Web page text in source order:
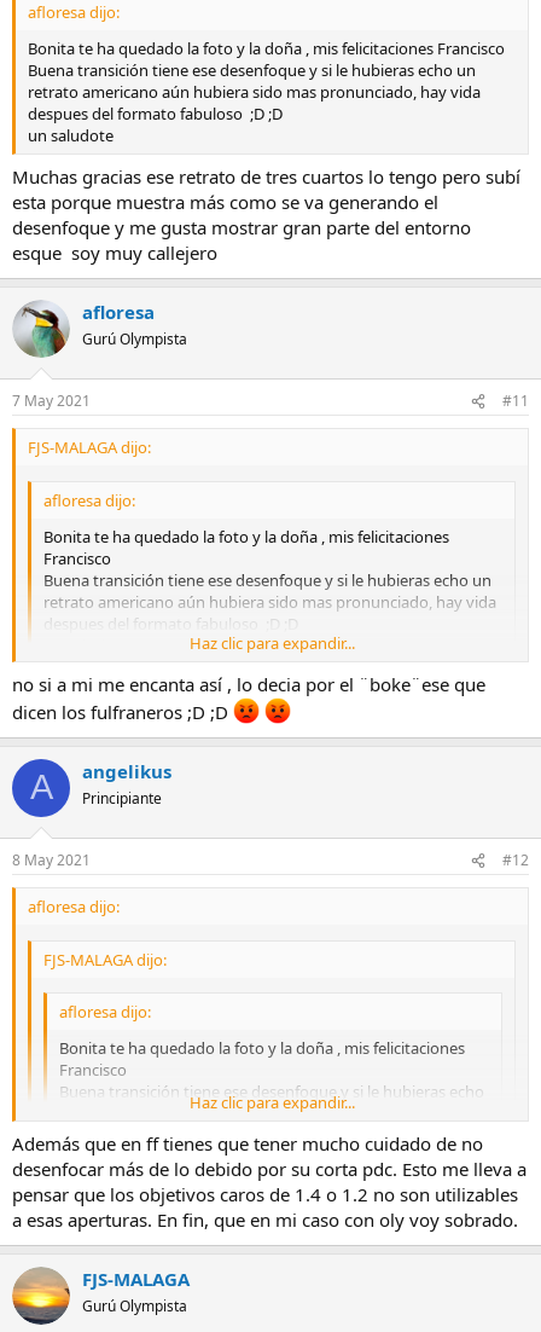
afloresa dijo:
Bonita te ha quedado la foto y la doña , mis felicitaciones Francisco
Buena transición tiene ese desenfoque y si le hubieras echo un
retrato americano aún hubiera sido mas pronunciado, hay vida
despues del formato fabuloso ;D ;D
un saludote
Muchas gracias ese retrato de tres cuartos lo tengo pero subí
esta porque muestra más como se va generando el
desenfoque y me gusta mostrar gran parte del entorno
esque soy muy callejero
afloresa
Gurú Olympista
7 May 2021 #11
FJS-MALAGA dijo:
afloresa dijo:
Bonita te ha quedado la foto y la doña , mis felicitaciones
Francisco
Buena transición tiene ese desenfoque y si le hubieras echo un
retrato americano aún hubiera sido mas pronunciado, hay vida
despues del formato fabuloso ;D ;D
Haz clic para expandir...
Muchas gracias ese retrato de tres cuartos lo tengo pero subí esta
porque muestra más como se va generando el desenfoque y me
gusta mostrar gran parte del entorno esque soy muy callejero
Haz clic para expandir...
no si a mi me encanta así , lo decia por el ¨boke¨ese que
dicen los fulfraneros ;D ;D
A angelikus
Principiante
8 May 2021 #12
afloresa dijo:
FJS-MALAGA dijo:
afloresa dijo:
Bonita te ha quedado la foto y la doña , mis felicitaciones
Francisco
Buena transición tiene ese desenfoque y si le hubieras echo
un retrato americano aún hubiera sido mas pronunciado,
hay vida despues del formato fabuloso ;D ;D
un saludote
Haz clic para expandir...
Muchas gracias ese retrato de tres cuartos lo tengo pero subí
esta porque muestra más como se va generando el desenfoque
y me gusta mostrar gran parte del entorno esque soy muy
Haz clic para expandir...
no si a mi me encanta así , lo decia por el ¨boke¨ese que dicen los
fulfraneros ;D ;D
Haz clic para expandir...
Además que en ff tienes que tener mucho cuidado de no
desenfocar más de lo debido por su corta pdc. Esto me lleva a
pensar que los objetivos caros de 1.4 o 1.2 no son utilizables
a esas aperturas. En fin, que en mi caso con oly voy sobrado.
FJS-MALAGA
Gurú Olympista